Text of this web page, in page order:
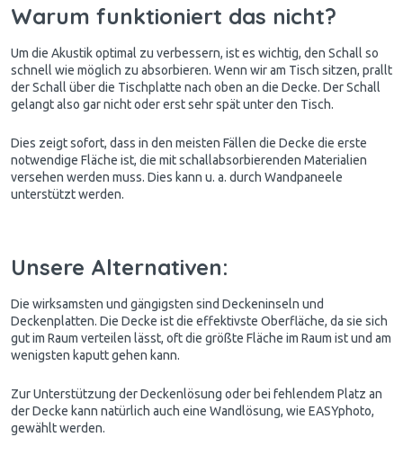
Warum funktioniert das nicht?
Um die Akustik optimal zu verbessern, ist es wichtig, den Schall so
schnell wie möglich zu absorbieren. Wenn wir am Tisch sitzen, prallt
der Schall über die Tischplatte nach oben an die Decke. Der Schall
gelangt also gar nicht oder erst sehr spät unter den Tisch.
Dies zeigt sofort, dass in den meisten Fällen die Decke die erste
notwendige Fläche ist, die mit schallabsorbierenden Materialien
versehen werden muss. Dies kann u. a. durch Wandpaneele
unterstützt werden.
Unsere Alternativen:
Die wirksamsten und gängigsten sind Deckeninseln und
Deckenplatten. Die Decke ist die effektivste Oberfläche, da sie sich
gut im Raum verteilen lässt, oft die größte Fläche im Raum ist und am
wenigsten kaputt gehen kann.
Zur Unterstützung der Deckenlösung oder bei fehlendem Platz an
der Decke kann natürlich auch eine Wandlösung, wie EASYphoto,
gewählt werden.